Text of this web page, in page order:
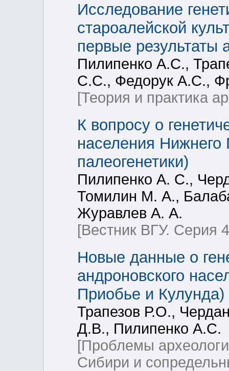
Исследование
староалейской
первые результаты
Пилипенко А.С.,
С.С., Федорук А.С.,
[Теория и практика
К вопросу о
населения
палеогенетики)
Пилипенко А. С.,
Томилин М. А.,
Журавлев А. А.
[Вестник ВГУ. Серия
Новые данные о
андроновского
Приобье и Кулунда)
Трапезов Р.О.,
Д.В., Пилипенко А.С.
[Проблемы
Сибири и